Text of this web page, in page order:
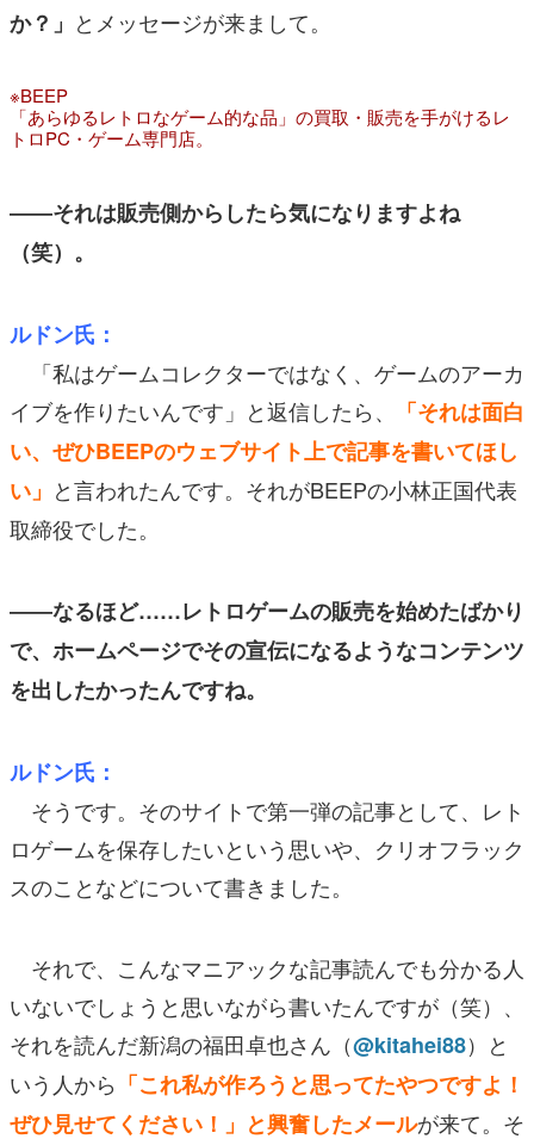
か？」 とメッセージが来まして。
※BEEP
「あらゆるレトロなゲーム的な品」の買取・販売を手がけるレ
トロPC・ゲーム専門店。
――それは販売側からしたら気になりますよね
（笑）。
ルドン氏：
「私はゲームコレクターではなく、ゲームのアーカ
イブを作りたいんです」と返信したら、
「それは面白
い、ぜひBEEPのウェブサイト上で記事を書いてほし
い」 と言われたんです。それがBEEPの小林正国代表
取締役でした。
――なるほど……レトロゲームの販売を始めたばかり
で、ホームページでその宣伝になるようなコンテンツ
を出したかったんですね。
ルドン氏：
そうです。そのサイトで第一弾の記事として、レト
ロゲームを保存したいという思いや、クリオフラック
スのことなどについて書きました。
それで、こんなマニアックな記事読んでも分かる人
いないでしょうと思いながら書いたんですが（笑）、
それを読んだ新潟の福田卓也さん（@kitahei88）と
いう人から 「これ私が作ろうと思ってたやつですよ！
ぜひ見せてください！」と興奮したメールが来て。そ